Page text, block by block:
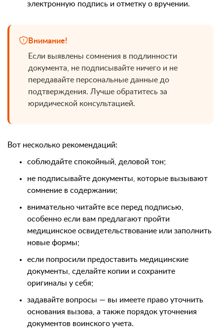
электронную подпись и отметку о вручении.
Внимание!
Если выявлены сомнения в подлинности
документа, не подписывайте ничего и не
передавайте персональные данные до
подтверждения. Лучше обратитесь за
юридической консультацией.
Вот несколько рекомендаций:
соблюдайте спокойный, деловой тон;
не подписывайте документы, которые вызывают
сомнение в содержании;
внимательно читайте все перед подписью,
особенно если вам предлагают пройти
медицинское освидетельствование или заполнить
новые формы;
если попросили предоставить медицинские
документы, сделайте копии и сохраните
оригиналы у себя;
задавайте вопросы — вы имеете право уточнить
основания вызова, а также порядок уточнения
документов воинского учета.